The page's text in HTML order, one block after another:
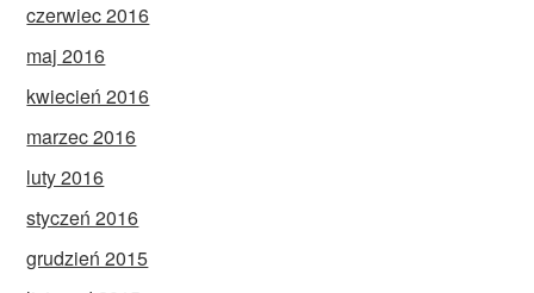
czerwiec 2016
maj 2016
kwiecień 2016
marzec 2016
luty 2016
styczeń 2016
grudzień 2015